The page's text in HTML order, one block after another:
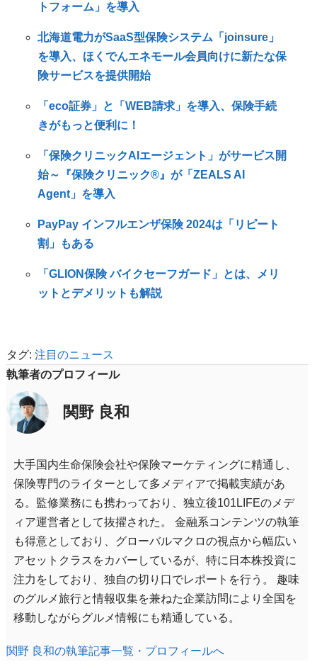
トフォーム」を導入
北海道電力がSaaS型保険システム「joinsure」
を導入、ほくでんエネモール会員向けに新たな保
険サービスを提供開始
「eco証券」と「WEB請求」を導入、保険手続
きがもっと便利に！
「保険クリニックAIエージェント」がサービス開
始～『保険クリニック®』が「ZEALS AI
Agent」を導入
PayPay インフルエンザ保険 2024は「リピート
割」もある
「GLION保険 バイクセーフガード」とは、メリ
ットとデメリットも解説
タグ: 注目のニュース
執筆者のプロフィール
関野 良和
大手国内生命保険会社や保険マーケティングに精通し、
保険専門のライターとして多メディアで掲載実績があ
る。監修業務にも携わっており、独立後101LIFEのメデ
ィア運営者として抜擢された。 金融系コンテンツの執筆
も得意としており、グローバルマクロの視点から幅広い
アセットクラスをカバーしているが、特に日本株投資に
注力をしており、独自の切り口でレポートを行う。 趣味
のグルメ旅行と情報収集を兼ねた企業訪問により全国を
移動しながらグルメ情報にも精通している。
関野 良和の執筆記事一覧・プロフィールへ